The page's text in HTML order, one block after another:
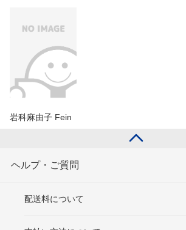
岩科麻由子 Fein
ヘルプ・ご質問
配送料について